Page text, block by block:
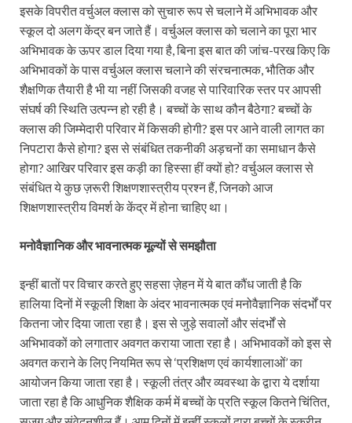
इसके विपरीत वर्चुअल क्लास को सुचारु रूप से चलाने में अभिभावक और
स्कूल दो अलग केंद्र बन जाते हैं। वर्चुअल क्लास को चलाने का पूरा भार
अभिभावक के ऊपर डाल दिया गया है, बिना इस बात की जांच-परख किए कि
अभिभावकों के पास वर्चुअल क्लास चलाने की संरचनात्मक, भौतिक और
शैक्षणिक तैयारी है भी या नहीं जिसकी वजह से पारिवारिक स्तर पर आपसी
संघर्ष की स्थिति उत्पन्न हो रही है। बच्चों के साथ कौन बैठेगा? बच्चों के
क्लास की जिम्मेदारी परिवार में किसकी होगी? इस पर आने वाली लागत का
निपटारा कैसे होगा? इस से संबंधित तकनीकी अड़चनों का समाधान कैसे
होगा? आखिर परिवार इस कड़ी का हिस्सा हीं क्यों हो? वर्चुअल क्लास से
संबंधित ये कुछ ज़रूरी शिक्षणशास्‍त्रीय प्रश्न हैं, जिनको आज
शिक्षणशास्त्रीय विमर्श के केंद्र में होना चाहिए था।
मनोवैज्ञानिक और भावनात्मक मूल्यों से समझौता
इन्हीं बातों पर विचार करते हुए सहसा ज़ेहन में ये बात कौंध जाती है कि
हालिया दिनों में स्कूली शिक्षा के अंदर भावनात्मक एवं मनोवैज्ञानिक संदर्भों पर
कितना जोर दिया जाता रहा है। इस से जुड़े सवालों और संदर्भों से
अभिभावकों को लगातार अवगत कराया जाता रहा है। अभिभावकों को इस से
अवगत कराने के लिए नियमित रूप से ‘प्रशिक्षण एवं कार्यशालाओं’ का
आयोजन किया जाता रहा है। स्कूली तंत्र और व्यवस्था के द्वारा ये दर्शाया
जाता रहा है कि आधुनिक शैक्षिक कर्म में बच्चों के प्रति स्कूल कितने चिंतित,